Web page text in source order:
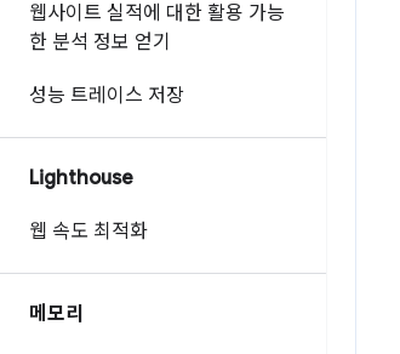
웹사이트 실적에 대한 활용 가능
한 분석 정보 얻기
성능 트레이스 저장
Lighthouse
웹 속도 최적화
메모리